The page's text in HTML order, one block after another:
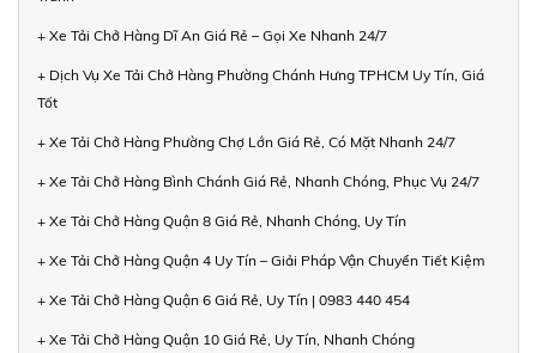
+ Xe Tải Chở Hàng Dĩ An Giá Rẻ – Gọi Xe Nhanh 24/7
+ Dịch Vụ Xe Tải Chở Hàng Phường Chánh Hưng TPHCM Uy Tín, Giá
Tốt
+ Xe Tải Chở Hàng Phường Chợ Lớn Giá Rẻ, Có Mặt Nhanh 24/7
+ Xe Tải Chở Hàng Bình Chánh Giá Rẻ, Nhanh Chóng, Phục Vụ 24/7
+ Xe Tải Chở Hàng Quận 8 Giá Rẻ, Nhanh Chóng, Uy Tín
+ Xe Tải Chở Hàng Quận 4 Uy Tín – Giải Pháp Vận Chuyển Tiết Kiệm
+ Xe Tải Chở Hàng Quận 6 Giá Rẻ, Uy Tín | 0983 440 454
+ Xe Tải Chở Hàng Quận 10 Giá Rẻ, Uy Tín, Nhanh Chóng